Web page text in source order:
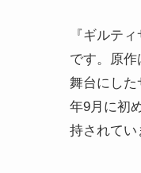
『ギルテ
です。原
舞台にした
年9月に初
持されてい